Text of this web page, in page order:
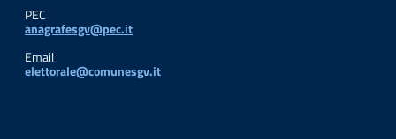
PEC
anagrafesgv@pec.it
Email
elettorale@comunesgv.it